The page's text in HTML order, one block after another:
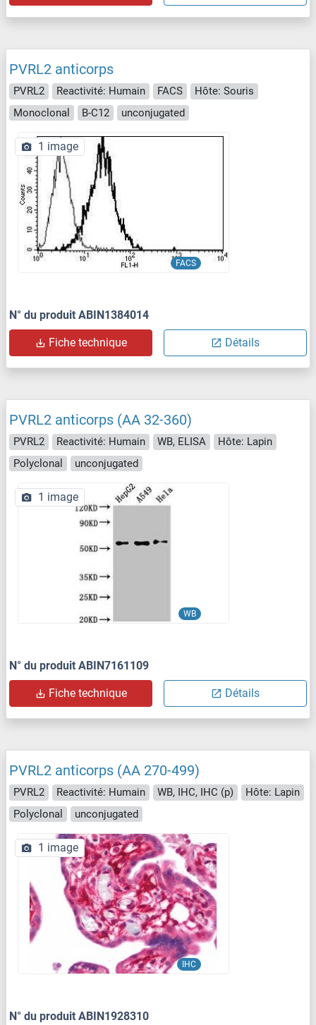
PVRL2 anticorps
PVRL2 Reactivité: Humain FACS
Hôte: Souris
Monoclonal
B-C12 unconjugated
FACS
1 image
N° du produit ABIN1384014
Fiche technique Détails
PVRL2 anticorps (AA 32-360)
PVRL2 Reactivité: Humain WB, ELISA
Hôte: Lapin
Polyclonal
unconjugated
WB
1 image
N° du produit ABIN7161109
Fiche technique Détails
PVRL2 anticorps (AA 270-499)
PVRL2 Reactivité: Humain WB, IHC, IHC (p)
Hôte: Lapin
Polyclonal
unconjugated
IHC
1 image
N° du produit ABIN1928310